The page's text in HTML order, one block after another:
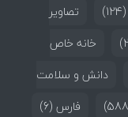
(124)
تصاویر
خانه خاص
دانش و سلامت
فارس (6)